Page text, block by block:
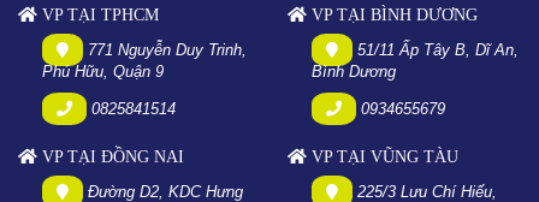
VP TẠI TPHCM
771 Nguyễn Duy Trinh,
Phú Hữu, Quận 9
0825841514
VP TẠI BÌNH DƯƠNG
51/11 Ấp Tây B, Dĩ An,
Bình Dương
0934655679
VP TẠI ĐỒNG NAI
Đường D2, KDC Hưng
VP TẠI VŨNG TÀU
225/3 Lưu Chí Hiếu,